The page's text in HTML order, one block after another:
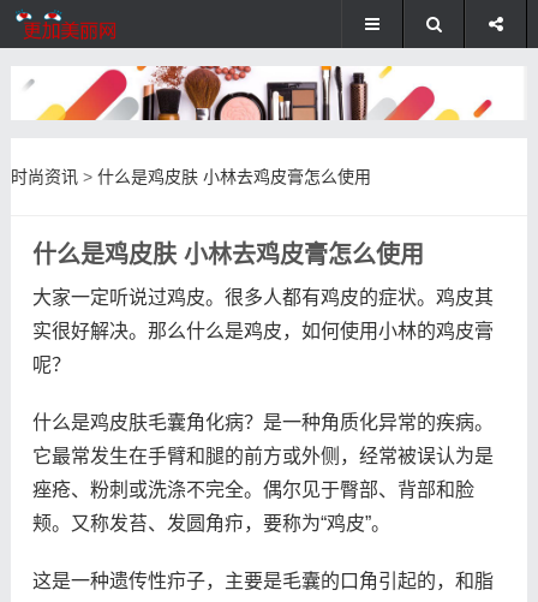
时尚资讯> 什么是鸡皮肤 小林去鸡皮膏怎么使用
什么是鸡皮肤 小林去鸡皮膏怎么使用
大家一定听说过鸡皮。很多人都有鸡皮的症状。鸡皮其
实很好解决。那么什么是鸡皮，如何使用小林的鸡皮膏
呢？
什么是鸡皮肤毛囊角化病？是一种角质化异常的疾病。
它最常发生在手臂和腿的前方或外侧，经常被误认为是
痤疮、粉刺或洗涤不完全。偶尔见于臀部、背部和脸
颊。又称发苔、发圆角疖，要称为“鸡皮”。
这是一种遗传性疖子，主要是毛囊的口角引起的，和脂